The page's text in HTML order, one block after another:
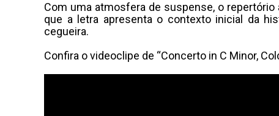
Com uma atmosfera de suspense, o repertório
que a letra apresenta o contexto inicial da
cegueira.
Confira o videoclipe de “Concerto in C Minor,